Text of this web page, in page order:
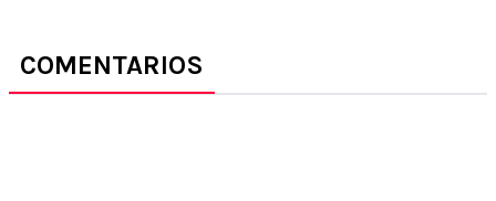
COMENTARIOS